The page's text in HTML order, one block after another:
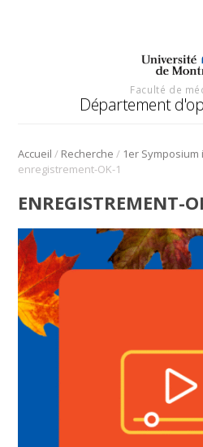
Faculté de
Département
Accueil / Recherche /
enregistrement-OK-1
ENREGISTREMENT-